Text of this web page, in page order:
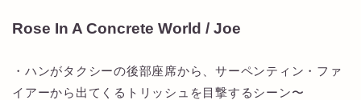
Rose In A Concrete World / Joe
・ハンがタクシーの後部座席から、サーペンティン・ファ
イアーから出てくるトリッシュを目撃するシーン〜